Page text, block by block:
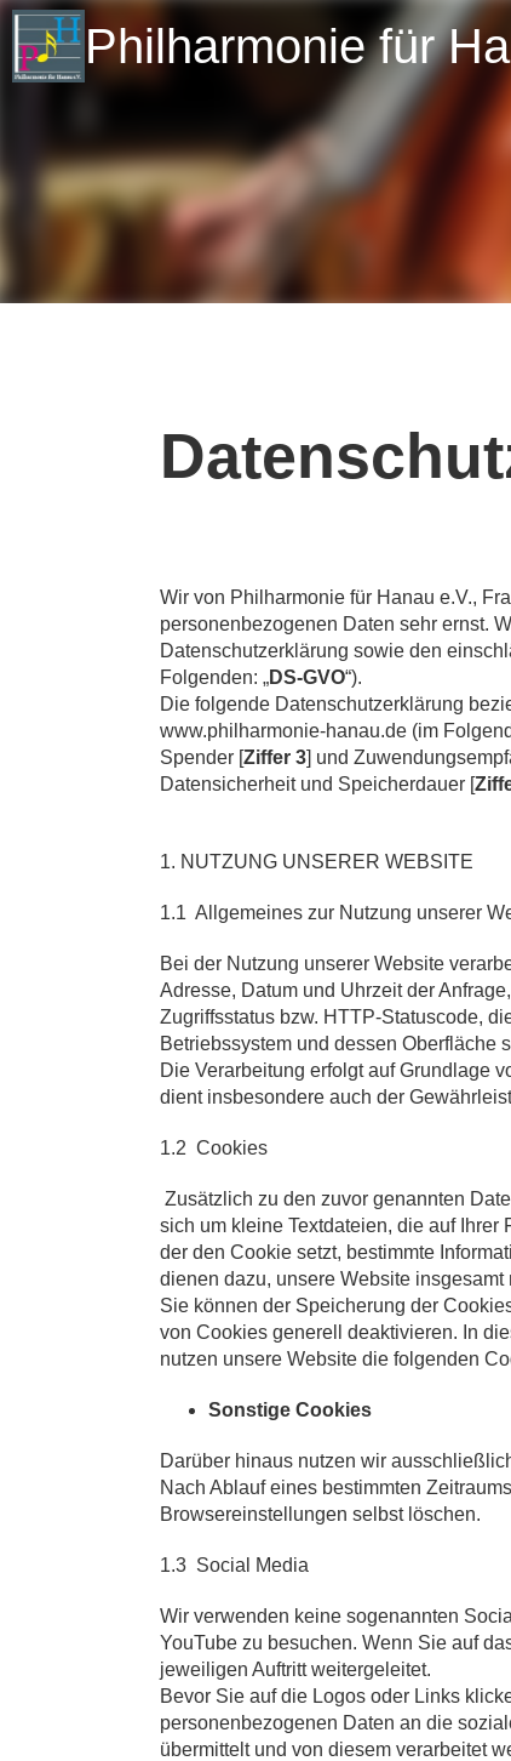
Philharmonie für
Wir von Philharmonie für Hanau e.V.,
personenbezogenen Daten sehr ernst.
Datenschutzerklärung sowie den
Folgenden: „DS-GVO“).
Die folgende Datenschutzerklärung
www.philharmonie-hanau.de (im
Spender [Ziffer 3] und
Datensicherheit und Speicherdauer [
1. NUTZUNG UNSERER WEBSITE
1.1 Allgemeines zur Nutzung unserer
Bei der Nutzung unserer Website
Adresse, Datum und Uhrzeit der
Zugriffsstatus bzw. HTTP-Statuscode,
Betriebssystem und dessen Oberfläche
Die Verarbeitung erfolgt auf Grundlage
dient insbesondere auch der
1.2 Cookies
Zusätzlich zu den zuvor genannten
sich um kleine Textdateien, die auf
der den Cookie setzt, bestimmte
dienen dazu, unsere Website
Sie können der Speicherung der
von Cookies generell deaktivieren. In
nutzen unsere Website die folgenden
Sonstige Cookies
Darüber hinaus nutzen wir
Nach Ablauf eines bestimmten
Browsereinstellungen selbst löschen.
1.3 Social Media
Wir verwenden keine sogenannten
YouTube zu besuchen. Wenn Sie auf
jeweiligen Auftritt weitergeleitet.
Bevor Sie auf die Logos oder Links
personenbezogenen Daten an die
übermittelt und von diesem verarbeitet